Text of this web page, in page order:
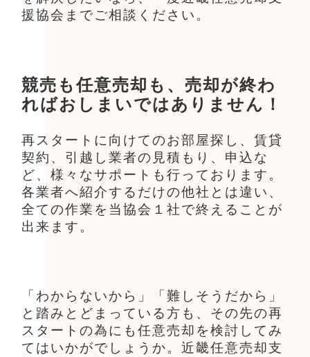
援協会までご相談ください。
競売も任意売却も、売却が終わ
ればおしまいではありません！
再スタートに向けてのお部屋探し、賃貸
契約、引越し業者の見積もり、申込な
ど、様々なサポートも行っております。
各業者へ紹介するだけの他社とは違い、
全ての作業を当協会１社で終えることが
出来ます。
「わからないから」「難しそうだから」
と踏みとどまっている方も、その先の再
スタートの為にも任意売却を検討してみ
てはいかがでしょうか。近畿任意売却支